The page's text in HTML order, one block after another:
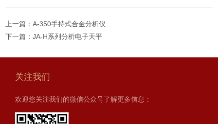
上一篇：A-350手持式合金分析仪
下一篇：JA-H系列分析电子天平
关注我们
欢迎您关注我们的微信公众号了解更多信息：